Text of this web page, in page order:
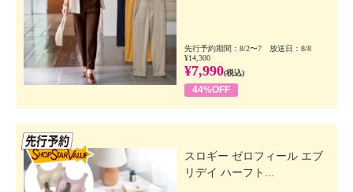
先行予約期間：8/2〜7 放送日：8/8
¥14,300
¥7,990(税込)
44%OFF
スロギー ゼロフィール エブ
リデイ ハーフト...